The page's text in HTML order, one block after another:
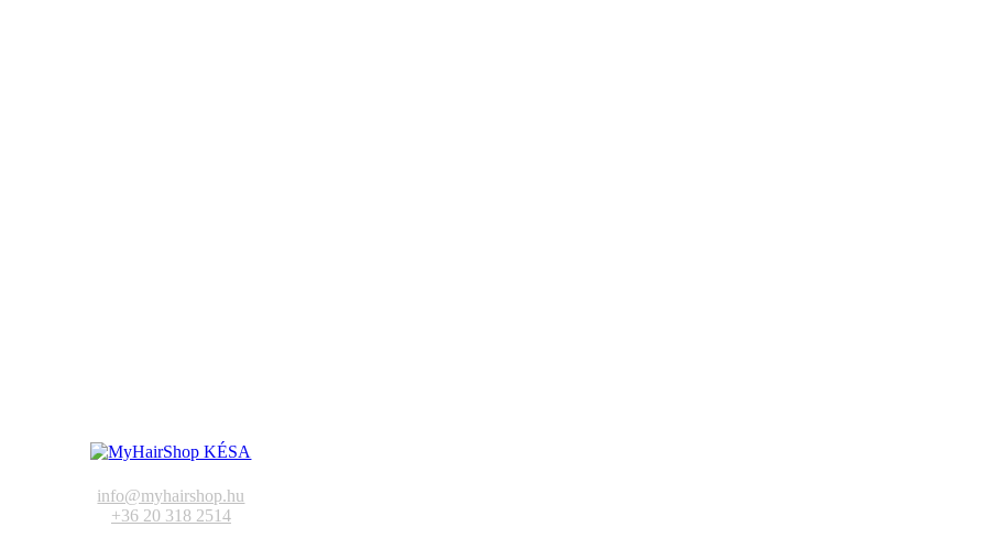
info@myhairshop.hu
+36 20 318 2514